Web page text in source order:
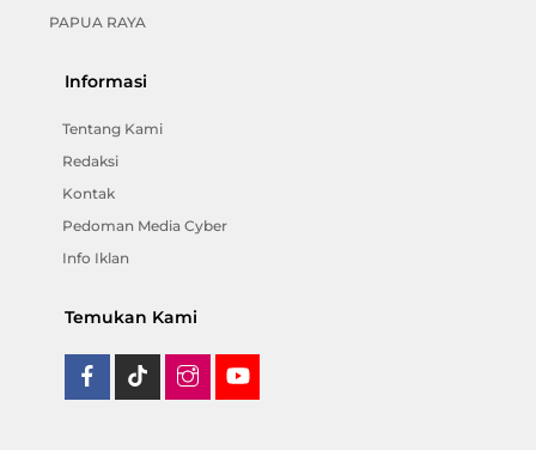
PAPUA RAYA
Informasi
Tentang Kami
Redaksi
Kontak
Pedoman Media Cyber
Info Iklan
Temukan Kami